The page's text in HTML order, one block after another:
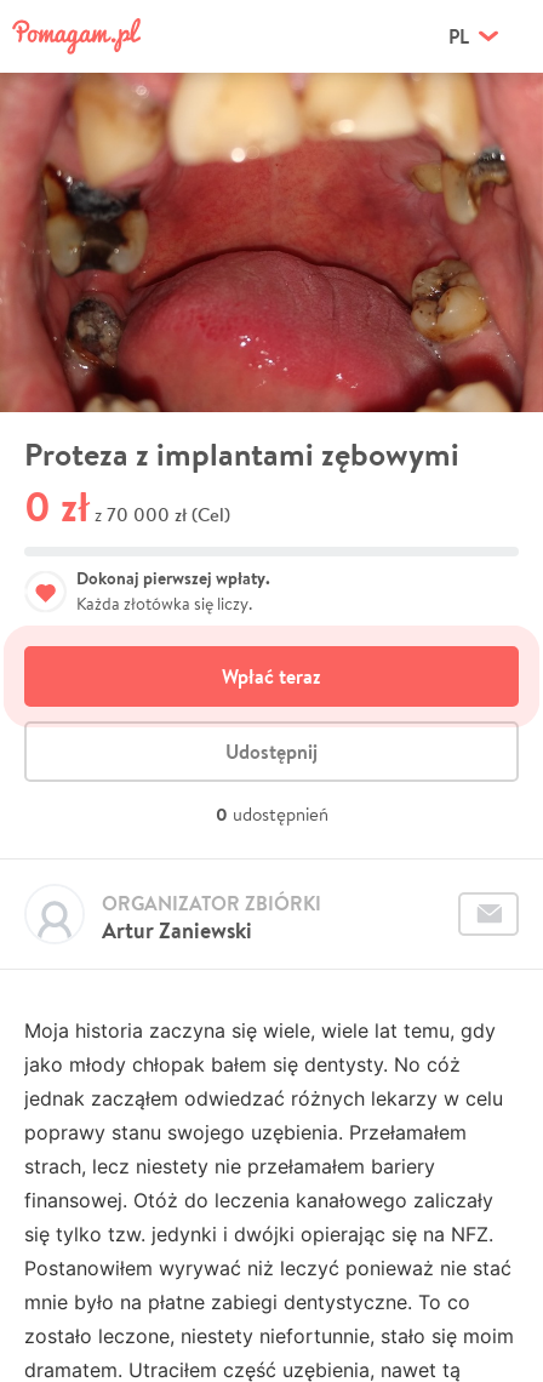
PL
Proteza z implantami zębowymi
0 zł z 70 000 zł (Cel)
Dokonaj pierwszej wpłaty.
Każda złotówka się liczy.
Wpłać teraz
Udostępnij
0 udostępnień
Artur Zaniewski
ORGANIZATOR ZBIÓRKI
Moja historia zaczyna się wiele, wiele lat temu, gdy
jako młody chłopak bałem się dentysty. No cóż
jednak zacząłem odwiedzać różnych lekarzy w celu
poprawy stanu swojego uzębienia. Przełamałem
strach, lecz niestety nie przełamałem bariery
finansowej. Otóż do leczenia kanałowego zaliczały
się tylko tzw. jedynki i dwójki opierając się na NFZ.
Postanowiłem wyrywać niż leczyć ponieważ nie stać
mnie było na płatne zabiegi dentystyczne. To co
zostało leczone, niestety niefortunnie, stało się moim
dramatem. Utraciłem część uzębienia, nawet tą